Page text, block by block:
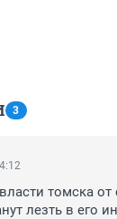
3
томска от
лезть в его